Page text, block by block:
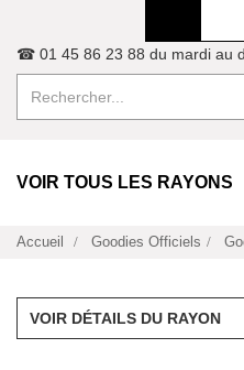
☎ 01 45 86 23 88 du mardi au
VOIR TOUS LES RAYONS
Accueil Goodies Officiels
VOIR DÉTAILS DU RAYON